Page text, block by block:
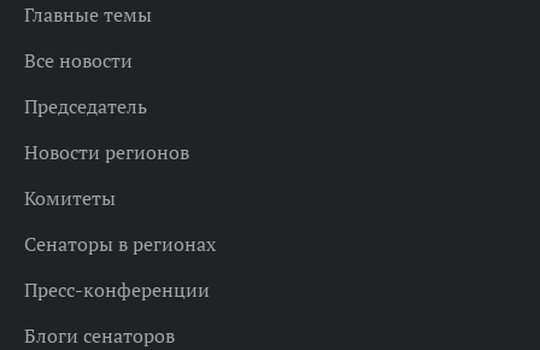
Главные темы
Все новости
Председатель
Новости регионов
Комитеты
Сенаторы в регионах
Пресс-конференции
Блоги сенаторов